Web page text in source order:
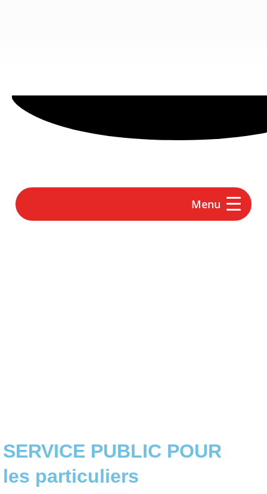
Menu
SERVICE PUBLIC POUR​
les particuliers